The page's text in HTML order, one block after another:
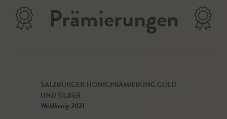
Prämierungen
SALZBURGER HONIGPRÄMIERUNG GOLD
UND SILBER
Waldhonig 2021